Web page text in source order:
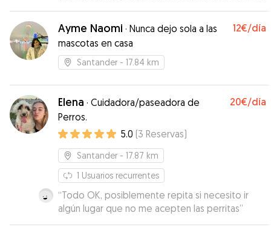
que me ha ido mandando durante mi ausencia,
he podido comprobar cómo éste se
encontraba feliz acompañado por otra
compañía perruna que le ha hecho mi ausencia
mucho más agradable. Repetiré sin duda en
Ayme Naomi · Nunca dejo sola a las
mascotas en casa
12€/día
Santander - 17.84 km
Elena · Cuidadora/paseadora de
Perros.
20€/día
5.0 (3 Reservas)
Santander - 17.87 km
1 Usuarios recurrentes
“Todo OK, posiblemente repita si necesito ir
algún lugar que no me acepten las perritas”